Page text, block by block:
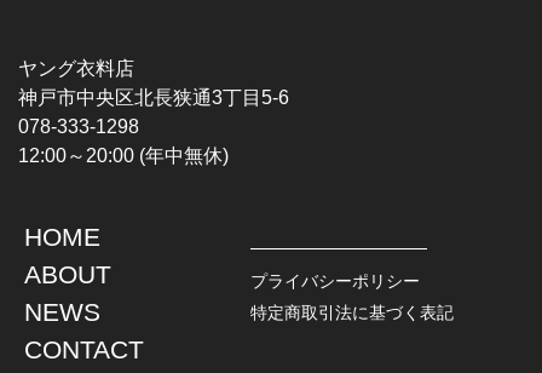
HARDCORE / PUNK
PROGLESSIVE ROCK
POPS
SOUL / R&B
CHAMPION
TOPS
L / S SHIRT
S / S SHIRT
HAWAIIAN SHIRT
JACKET
DENIM
LEATHER
ヤング衣料店
神戸市中央区北長狭通3丁目5-6
078-333-1298
12:00～20:00 (年中無休)
HOME
ABOUT
NEWS
CONTACT
プライバシーポリシー
特定商取引法に基づく表記